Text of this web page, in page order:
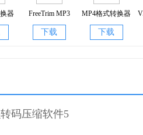
4 AVC 格式输出
器
FreeTrim MP3
5.6
下载
MP4格式转换器
下载
码压缩软件5